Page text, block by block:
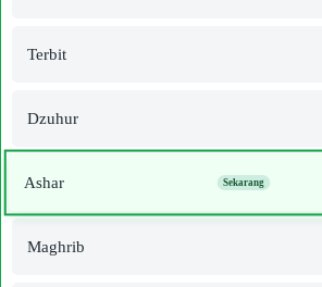
Terbit
Dzuhur
Ashar
Maghrib